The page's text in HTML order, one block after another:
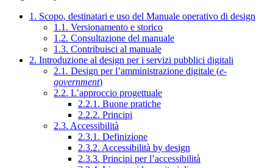
1. Scopo, destinatari e uso del Manuale operativo di design
1.1. Versionamento e storico
1.2. Consultazione del manuale
1.3. Contribuisci al manuale
2. Introduzione al design per i servizi pubblici digitali
2.1. Design per l’amministrazione digitale (e-
government)
2.2. L’approccio progettuale
2.2.1. Buone pratiche
2.2.2. Principi
2.3. Accessibilità
2.3.1. Definizione
2.3.2. Accessibilità by design
2.3.3. Principi per l’accessibilità